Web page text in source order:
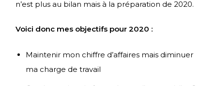
n’est plus au bilan mais à la préparation de 2020.
Voici donc mes objectifs pour 2020 :
Maintenir mon chiffre d’affaires mais diminuer
ma charge de travail